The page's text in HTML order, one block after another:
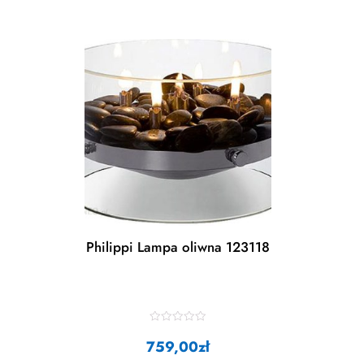
Philippi Lampa oliwna 123118
a
t
759,00zł